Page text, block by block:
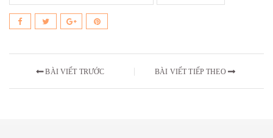
BÀI VIẾT TRƯỚC BÀI VIẾT TIẾP THEO